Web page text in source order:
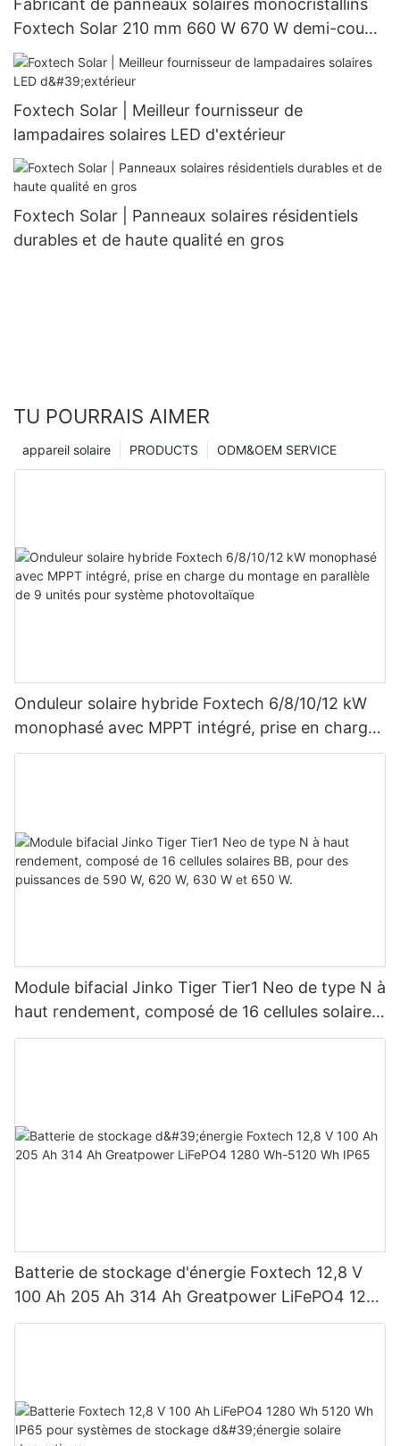
Fabricant de panneaux solaires monocristallins
Foxtech Solar 210 mm 660 W 670 W demi-coupe
132 cellules
Foxtech Solar | Meilleur fournisseur de
lampadaires solaires LED d'extérieur
Foxtech Solar | Panneaux solaires résidentiels
durables et de haute qualité en gros
TU POURRAIS AIMER
ODM&OEM SERVICE
PRODUCTS
appareil solaire
Onduleur solaire hybride Foxtech 6/8/10/12 kW
monophasé avec MPPT intégré, prise en charge
du montage en parallèle de 9 unités pour
Module bifacial Jinko Tiger Tier1 Neo de type N à
haut rendement, composé de 16 cellules solaires
BB, pour des puissances de 590 W, 620 W, 630
Batterie de stockage d'énergie Foxtech 12,8 V
100 Ah 205 Ah 314 Ah Greatpower LiFePO4 1280
Wh-5120 Wh IP65